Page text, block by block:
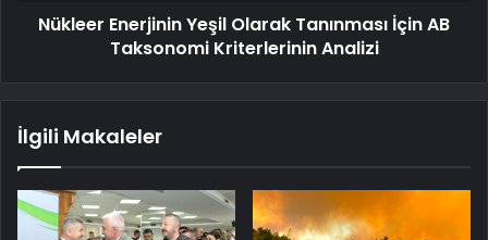
Nükleer Enerjinin Yeşil Olarak Tanınması İçin AB
Taksonomi Kriterlerinin Analizi
İlgili Makaleler